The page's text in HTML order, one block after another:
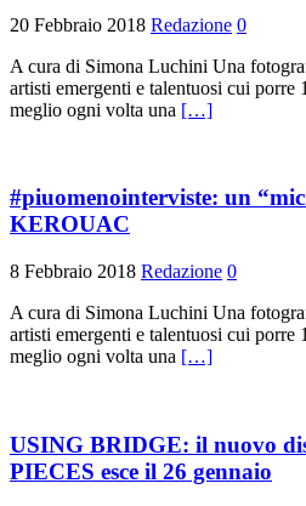
20 Febbraio 2018 Redazione 0
A cura di Simona Luchini Una
artisti emergenti e talentuosi cui porre
meglio ogni volta una […]
#piuomenointerviste: un
KEROUAC
8 Febbraio 2018 Redazione 0
A cura di Simona Luchini Una
artisti emergenti e talentuosi cui porre
meglio ogni volta una […]
USING BRIDGE: il nuovo
PIECES esce il 26 gennaio